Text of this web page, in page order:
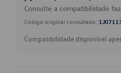
Consulte a compatibilidade
Código original consultado:
Compatibilidade disponível